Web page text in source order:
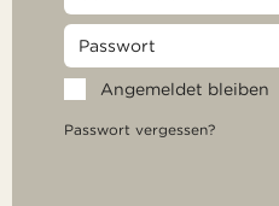
Angemeldet bleiben
Passwort vergessen?